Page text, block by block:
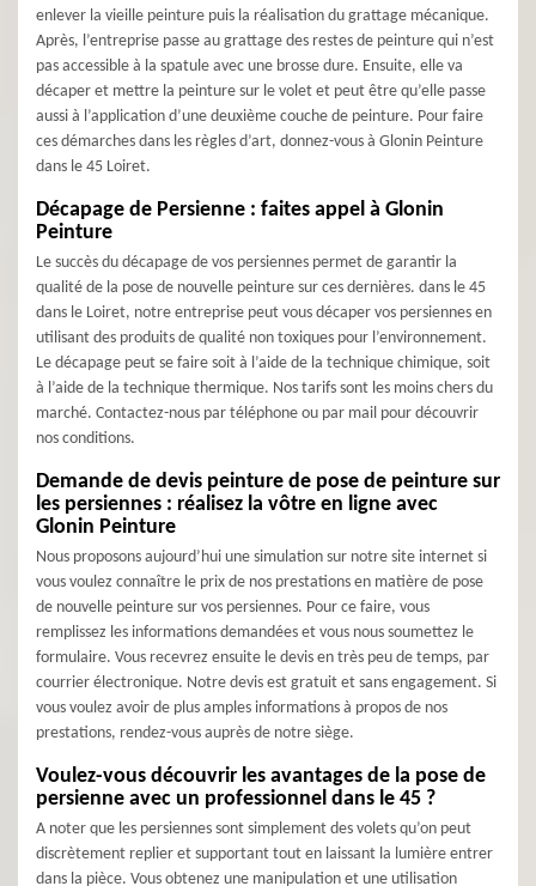
enlever la vieille peinture puis la réalisation du grattage mécanique.
Après, l’entreprise passe au grattage des restes de peinture qui n’est
pas accessible à la spatule avec une brosse dure. Ensuite, elle va
décaper et mettre la peinture sur le volet et peut être qu’elle passe
aussi à l’application d’une deuxième couche de peinture. Pour faire
ces démarches dans les règles d’art, donnez-vous à Glonin Peinture
dans le 45 Loiret.
Décapage de Persienne : faites appel à Glonin
Peinture
Le succès du décapage de vos persiennes permet de garantir la
qualité de la pose de nouvelle peinture sur ces dernières. dans le 45
dans le Loiret, notre entreprise peut vous décaper vos persiennes en
utilisant des produits de qualité non toxiques pour l’environnement.
Le décapage peut se faire soit à l’aide de la technique chimique, soit
à l’aide de la technique thermique. Nos tarifs sont les moins chers du
marché. Contactez-nous par téléphone ou par mail pour découvrir
nos conditions.
Demande de devis peinture de pose de peinture sur
les persiennes : réalisez la vôtre en ligne avec
Glonin Peinture
Nous proposons aujourd’hui une simulation sur notre site internet si
vous voulez connaître le prix de nos prestations en matière de pose
de nouvelle peinture sur vos persiennes. Pour ce faire, vous
remplissez les informations demandées et vous nous soumettez le
formulaire. Vous recevrez ensuite le devis en très peu de temps, par
courrier électronique. Notre devis est gratuit et sans engagement. Si
vous voulez avoir de plus amples informations à propos de nos
prestations, rendez-vous auprès de notre siège.
Voulez-vous découvrir les avantages de la pose de
persienne avec un professionnel dans le 45 ?
A noter que les persiennes sont simplement des volets qu’on peut
discrètement replier et supportant tout en laissant la lumière entrer
dans la pièce. Vous obtenez une manipulation et une utilisation